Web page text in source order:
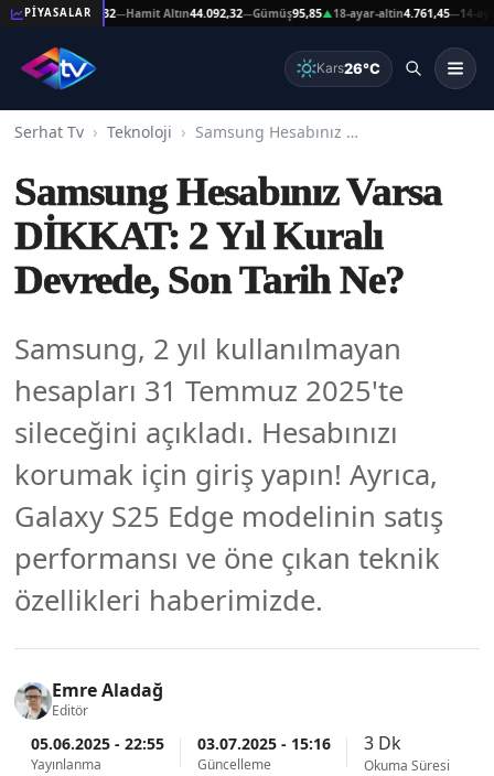
PİYASALAR
Altın44.092,32— Hamit Altın 44.092,32—Gümüş95,85▲18-ayar-altin4.761,45—14-ayar-
Kars26°C
Serhat Tv Teknoloji Samsung Hesabınız Varsa DİKKAT: 2 Yıl Kuralı Devrede, Son Tarih Ne?
Samsung Hesabınız Varsa
DİKKAT: 2 Yıl Kuralı
Devrede, Son Tarih Ne?
Samsung, 2 yıl kullanılmayan
hesapları 31 Temmuz 2025'te
sileceğini açıkladı. Hesabınızı
korumak için giriş yapın! Ayrıca,
Galaxy S25 Edge modelinin satış
performansı ve öne çıkan teknik
özellikleri haberimizde.
Emre Aladağ
Editör
05.06.2025 - 22:55
Yayınlanma
03.07.2025 - 15:16
Güncelleme
3 Dk
Okuma Süresi